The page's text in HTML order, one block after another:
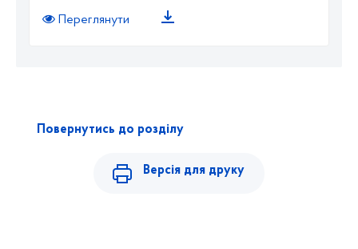
Переглянути
Повернутись до розділу
Версія для друку